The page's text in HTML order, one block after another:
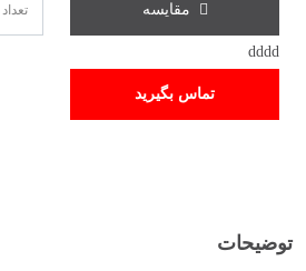
مقایسه
dddd
تماس بگیرید
توضیحات